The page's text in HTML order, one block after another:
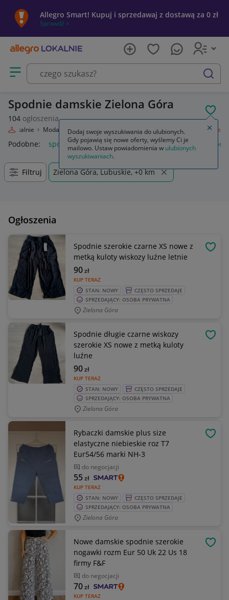
Allegro Smart! Kupuj i sprzedawaj z dostawą za 0 zł
Sprawdź »
Otwórz menu z kategoriami
szukaj
Spodnie damskie Zielona Góra
104 ogłoszenia
Lokalnie Moda Odzież, Obuwie, Dodatki Odzież damska Spodnie
Podobne: spodnie spodnie robocze spodnie męskie
Filtruj Zielona Góra, Lubuskie, +0 km
Ogłoszenia
Spodnie szerokie czarne XS nowe z
metką kuloty wiskozy luźne letnie
KUP TERAZ
90zł
STAN: NOWY
CZĘSTO SPRZEDAJE
SPRZEDAJĄCY: OSOBA PRYWATNA
Zielona Góra
Spodnie długie czarne wiskozy
szerokie XS nowe z metką kuloty
luźne
KUP TERAZ
90zł
STAN: NOWY
CZĘSTO SPRZEDAJE
SPRZEDAJĄCY: OSOBA PRYWATNA
Zielona Góra
Rybaczki damskie plus size
elastyczne niebieskie roz T7
Eur54/56 marki NH-3
do negocjacji
KUP TERAZ
55zł
STAN: NOWY
CZĘSTO SPRZEDAJE
SPRZEDAJĄCY: OSOBA PRYWATNA
Zielona Góra
Nowe damskie spodnie szerokie
nogawki rozm Eur 50 Uk 22 Us 18
firmy F&F
do negocjacji
KUP TERAZ
70zł
Dodaj swoje wyszukiwania do ulubionych.
Gdy pojawią się nowe oferty, wyślemy Ci je
mailowo. Ustaw powiadomienia w ulubionych
wyszukiwaniach.